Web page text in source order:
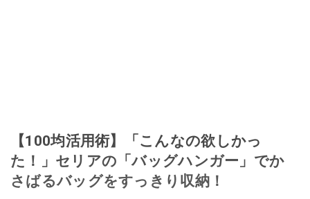
【100均活用術】「こんなの欲しかっ
た！」セリアの「バッグハンガー」でか
さばるバッグをすっきり収納！